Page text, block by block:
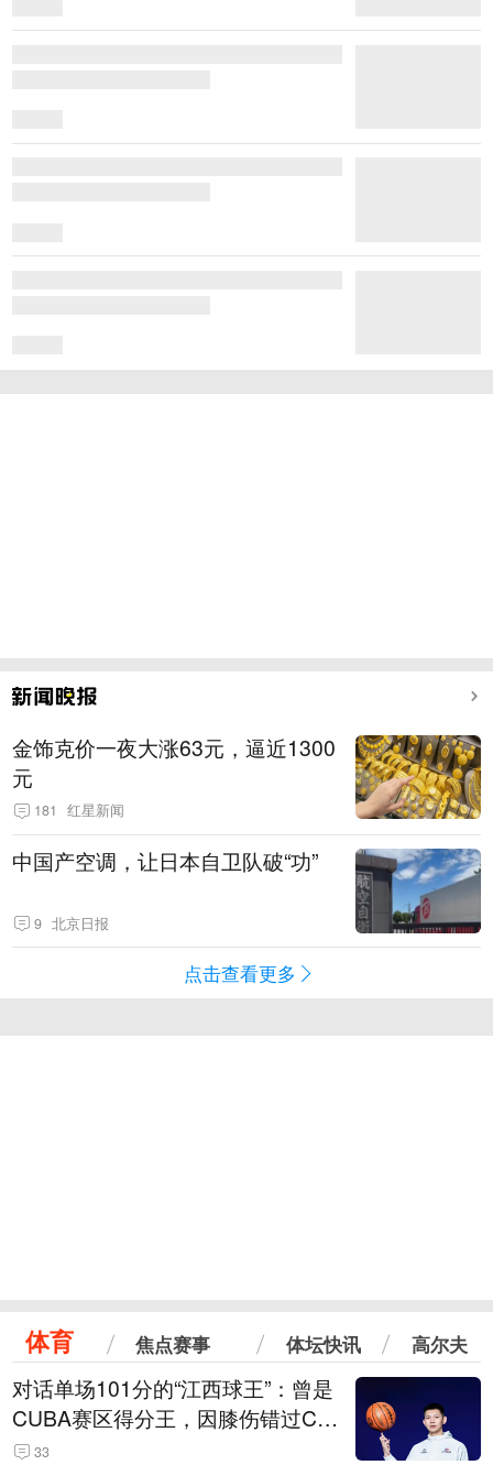
金饰克价一夜大涨63元，逼近1300
元
181 红星新闻
中国产空调，让日本自卫队破“功”
9 北京日报
点击查看更多
体育 焦点赛事 体坛快讯 高尔夫
对话单场101分的“江西球王”：曾是
CUBA赛区得分王，因膝伤错过CB
A选秀
33